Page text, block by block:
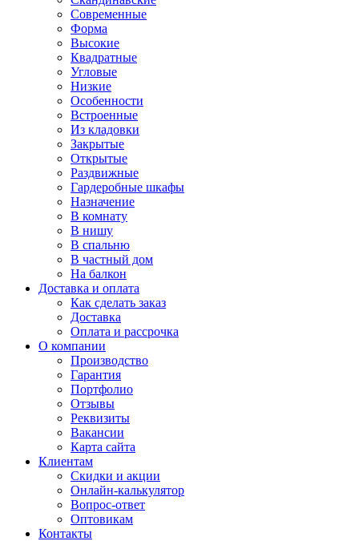
Современные
Форма
Высокие
Квадратные
Угловые
Низкие
Особенности
Встроенные
Из кладовки
Закрытые
Открытые
Раздвижные
Гардеробные шкафы
Назначение
В комнату
В нишу
В спальню
В частный дом
На балкон
Доставка и оплата
Как сделать заказ
Доставка
Оплата и рассрочка
О компании
Производство
Гарантия
Портфолио
Отзывы
Реквизиты
Вакансии
Карта сайта
Клиентам
Скидки и акции
Онлайн-калькулятор
Вопрос-ответ
Оптовикам
Контакты